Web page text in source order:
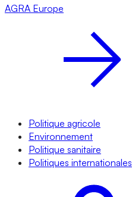
AGRA Europe
Politique agricole
Environnement
Politique sanitaire
Politiques internationales